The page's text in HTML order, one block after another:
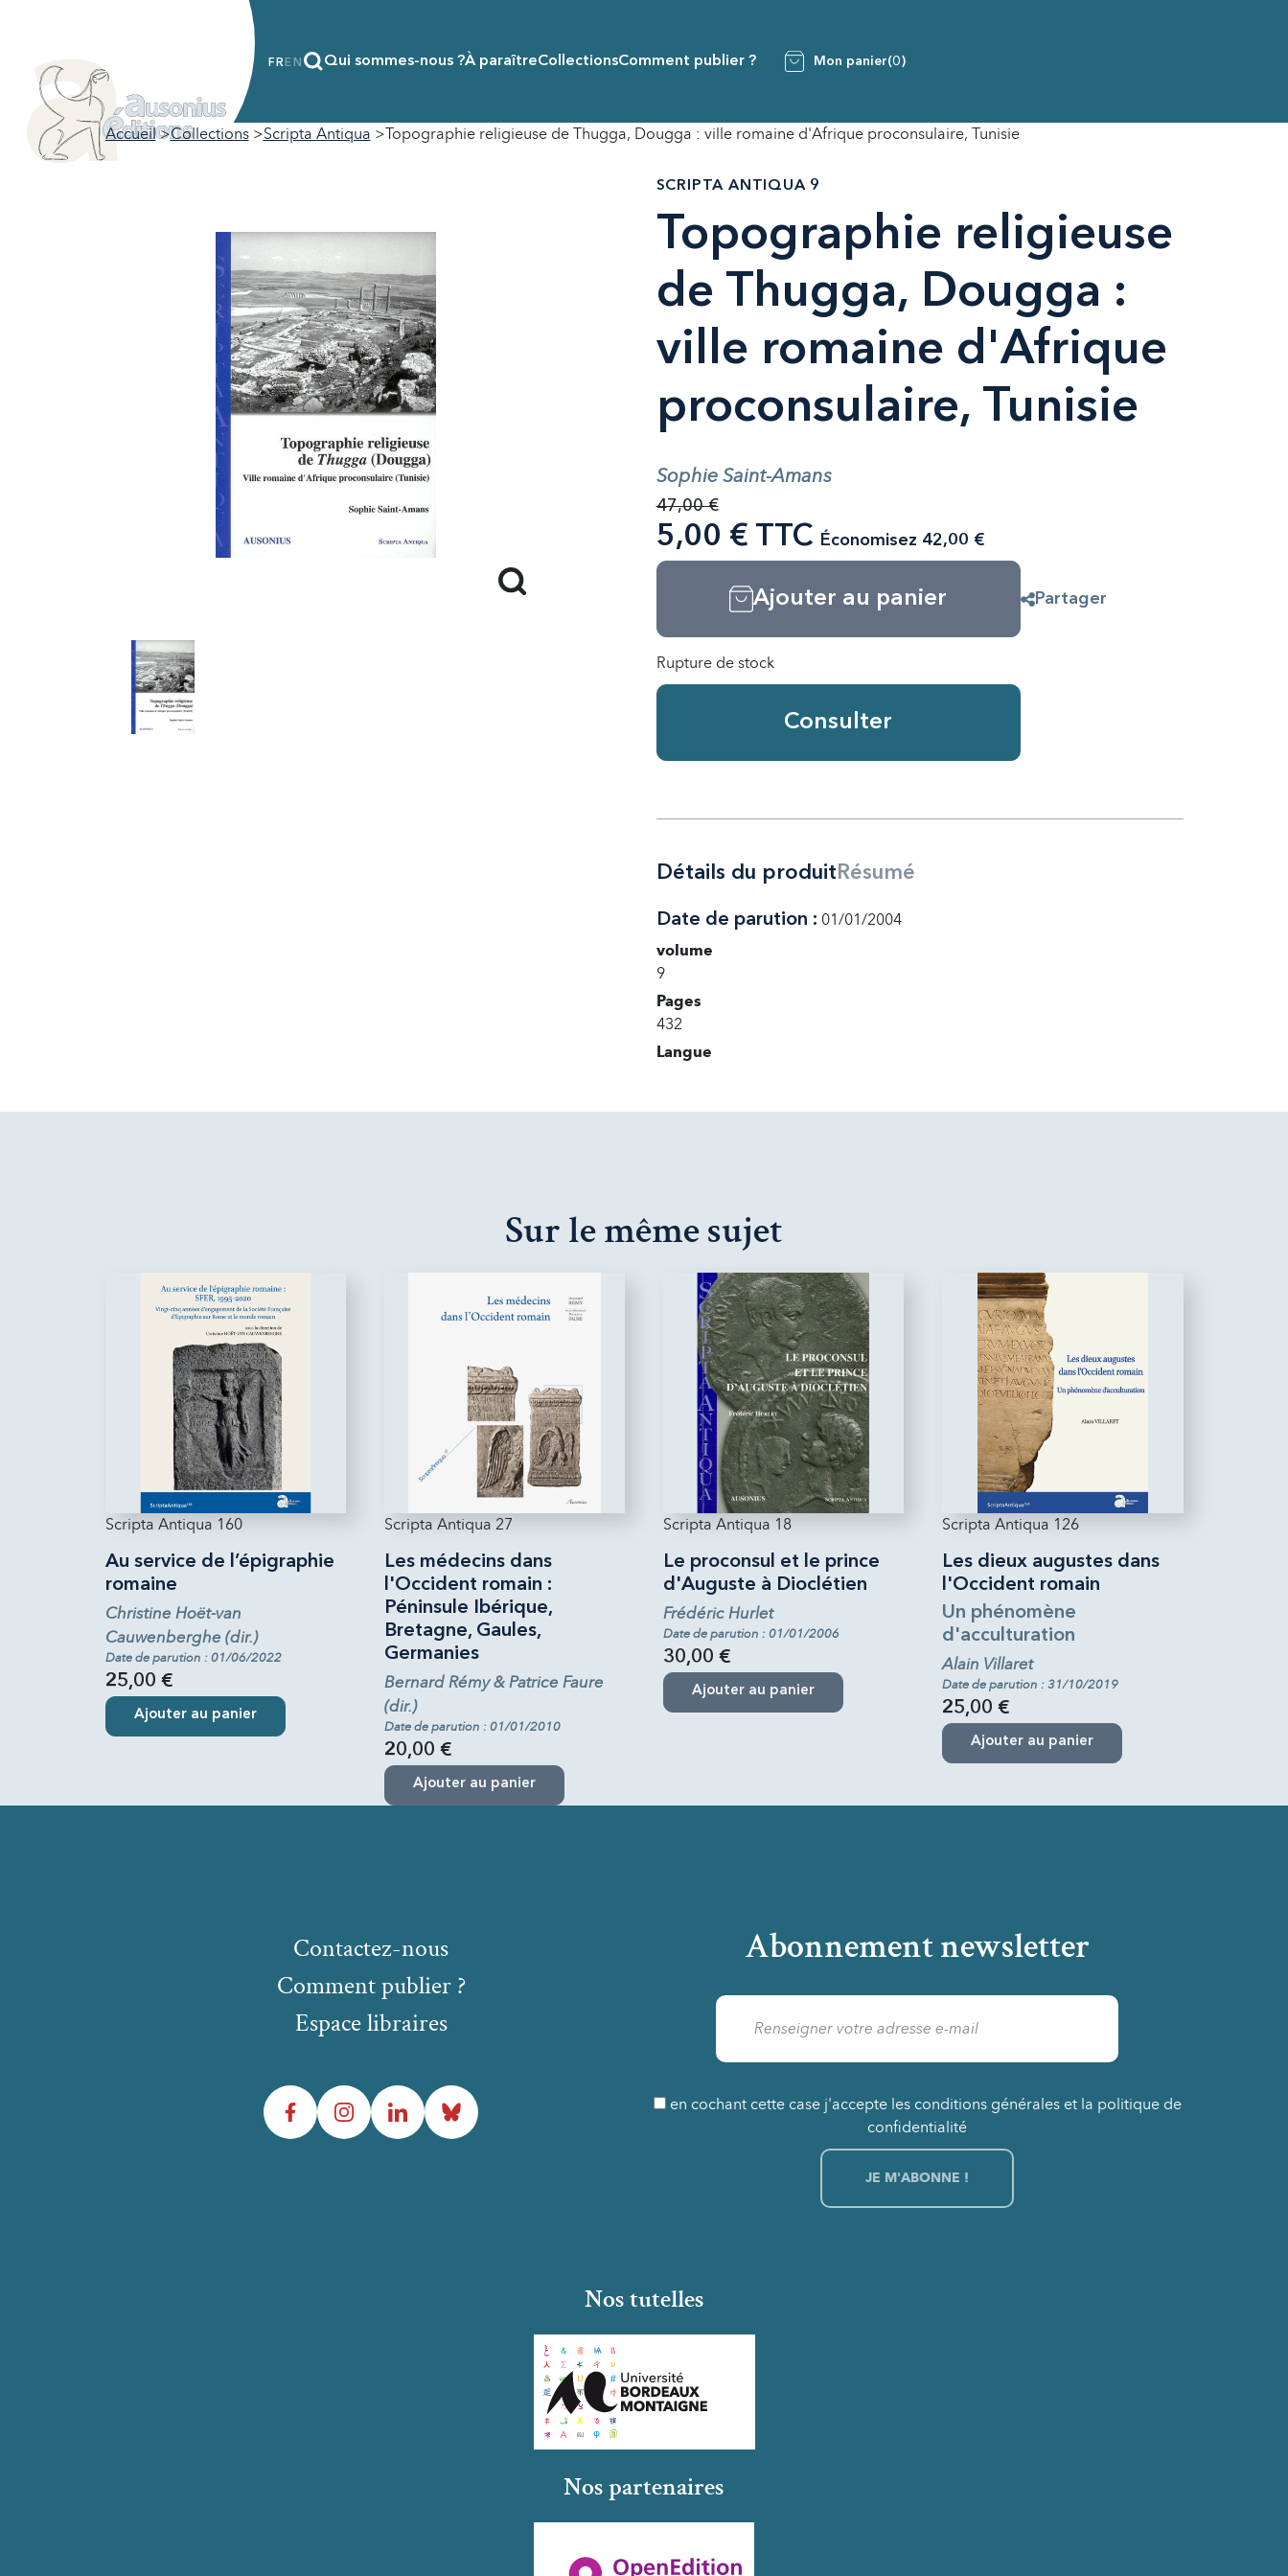
FR EN Qui sommes-nous ?À paraîtreCollectionsComment publier ? Mon panier(0)
Accueil Collections Scripta Antiqua Topographie religieuse de Thugga, Dougga : ville romaine d'Afrique proconsulaire, Tunisie
SCRIPTA ANTIQUA 9
Topographie religieuse
de Thugga, Dougga :
ville romaine d'Afrique
proconsulaire, Tunisie
Sophie Saint-Amans
47,00 €
5,00 € TTC Économisez 42,00 €
Ajouter au panier Partager
Rupture de stock
Consulter
Détails du produit Résumé
Date de parution : 01/01/2004
volume
9
Pages
432
Langue
Sur le même sujet
Scripta Antiqua 160
Au service de l’épigraphie
romaine
Christine Hoët-van
Cauwenberghe (dir.)
Date de parution : 01/06/2022
25,00 €
Ajouter au panier
Scripta Antiqua 27
Les médecins dans
l'Occident romain :
Péninsule Ibérique,
Bretagne, Gaules,
Germanies
Bernard Rémy & Patrice Faure
(dir.)
Date de parution : 01/01/2010
20,00 €
Ajouter au panier
Scripta Antiqua 18
Le proconsul et le prince
d'Auguste à Dioclétien
Frédéric Hurlet
Date de parution : 01/01/2006
30,00 €
Ajouter au panier
Scripta Antiqua 126
Les dieux augustes dans
l'Occident romain
Un phénomène
d'acculturation
Alain Villaret
Date de parution : 31/10/2019
25,00 €
Ajouter au panier
Abonnement newsletter
en cochant cette case j'accepte les conditions générales et la politique de
confidentialité
Comment publier ?
Espace libraires
Contactez-nous
FacebookInstagramLinkedInBluesky
Nos tutelles
Nos partenaires